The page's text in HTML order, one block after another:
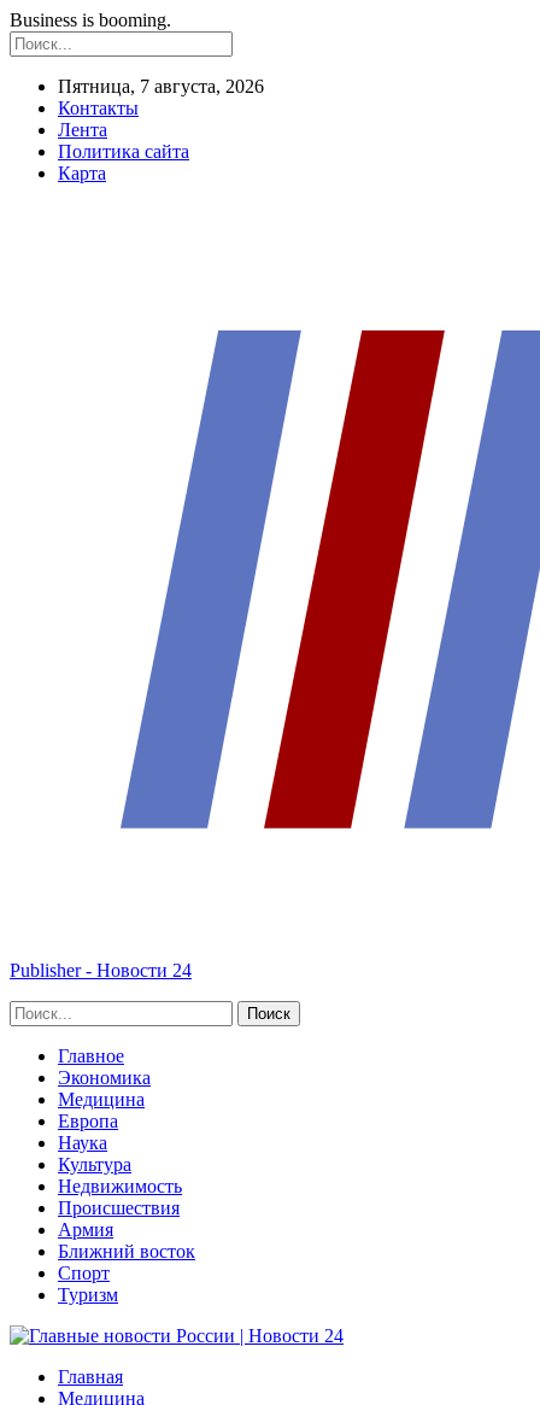
Business is booming.
Пятница, 7 августа, 2026
Контакты
Лента
Политика сайта
Карта
Publisher - Новости 24
Главное
Экономика
Медицина
Европа
Наука
Культура
Недвижимость
Происшествия
Армия
Ближний восток
Спорт
Туризм
Главная
Медицина